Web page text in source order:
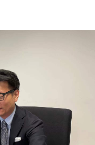
PEOPLE WORK＆LIFE